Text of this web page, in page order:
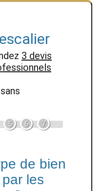
3 devis
5 6 7
de bien
les